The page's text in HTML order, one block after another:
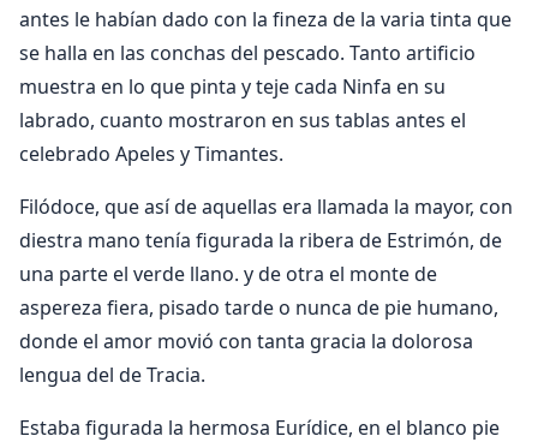
antes le habían dado con la fineza de la varia tinta que
se halla en las conchas del pescado. Tanto artificio
muestra en lo que pinta y teje cada Ninfa en su
labrado, cuanto mostraron en sus tablas antes el
celebrado Apeles y Timantes.
Filódoce, que así de aquellas era llamada la mayor, con
diestra mano tenía figurada la ribera de Estrimón, de
una parte el verde llano. y de otra el monte de
aspereza fiera, pisado tarde o nunca de pie humano,
donde el amor movió con tanta gracia la dolorosa
lengua del de Tracia.
Estaba figurada la hermosa Eurídice, en el blanco pie